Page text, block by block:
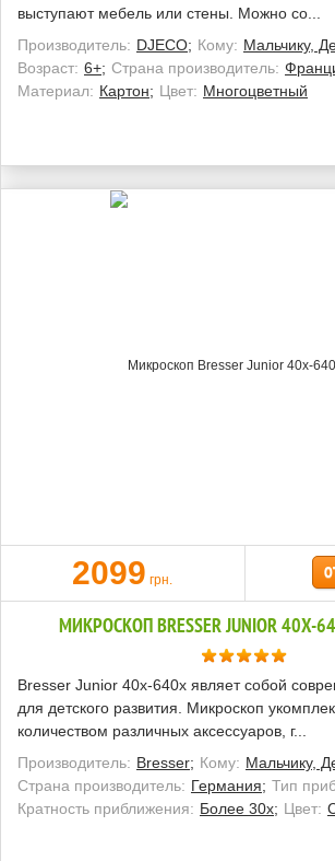
выступают мебель или стены. Можно со...
Производитель: DJECO; Кому: Мальчику,
Возраст: 6+; Страна производитель:
Материал: Картон; Цвет: Многоцветный
2099 грн.
МИКРОСКОП BRESSER JUNIOR 40X-
Bresser Junior 40x-640x являет собой
для детского развития. Микроскоп
количеством различных аксессуаров, г...
Производитель: Bresser; Кому: Мальчику,
Страна производитель: Германия; Тип
Кратность приближения: Более 30x; Цвет: